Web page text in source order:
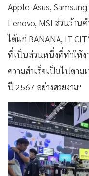
Apple, Asus,
Lenovo, MSI ส่วนร้าน
ได้แก่ BANANA, IT
ที่เป็นส่วนหนึ่งที่ทำให้ง
ความสำเร็จเป็นไปตาม
ปี 2567 อย่างสวยงาม"